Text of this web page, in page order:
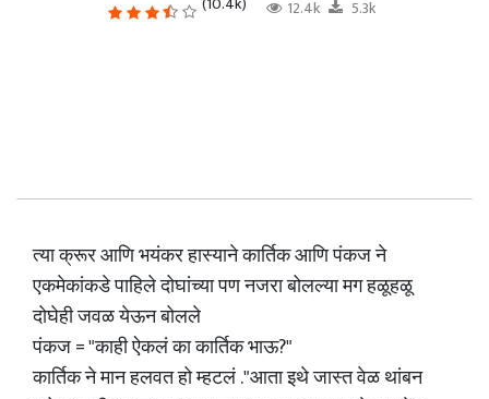
12.4k 5.3k
त्या क्रूर आणि भयंकर हास्याने कार्तिक आणि पंकज ने
एकमेकांकडे पाहिले दोघांच्या पण नजरा बोलल्या मग हळूहळू
दोघेही जवळ येऊन बोलले
पंकज = "काही ऐकलं का कार्तिक भाऊ?"
कार्तिक ने मान हलवत हो म्हटलं ."आता इथे जास्त वेळ थांबन